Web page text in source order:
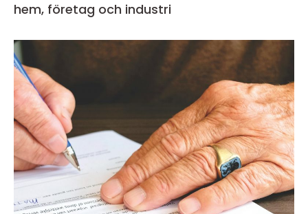
hem, företag och industri